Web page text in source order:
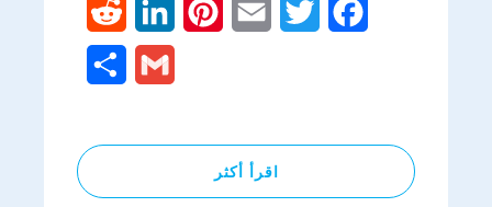
Facebook
Twitter
Email
Pinterest
LinkedIn
Gmail
اقرأ أكثر